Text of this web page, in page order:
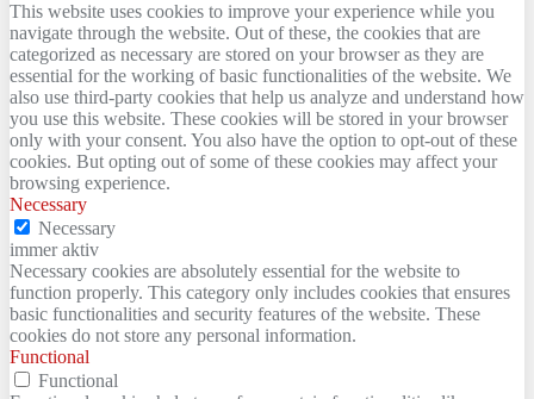
This website uses cookies to improve your experience while you
navigate through the website. Out of these, the cookies that are
categorized as necessary are stored on your browser as they are
essential for the working of basic functionalities of the website. We
also use third-party cookies that help us analyze and understand how
you use this website. These cookies will be stored in your browser
only with your consent. You also have the option to opt-out of these
cookies. But opting out of some of these cookies may affect your
browsing experience.
Necessary
Necessary
immer aktiv
Necessary cookies are absolutely essential for the website to
function properly. This category only includes cookies that ensures
basic functionalities and security features of the website. These
cookies do not store any personal information.
Functional
Functional